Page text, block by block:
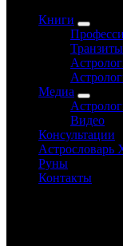
Книги
Транзиты
Медиа
Видео
Консультации
Астрословарь
Руны
Контакты